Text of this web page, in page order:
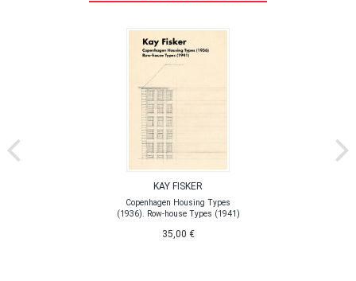
KAY FISKER
Copenhagen Housing Types
(1936). Row-house Types (1941)
35,00 €